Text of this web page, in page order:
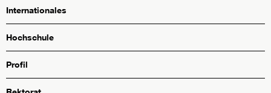
Internationales
Hochschule
Profil